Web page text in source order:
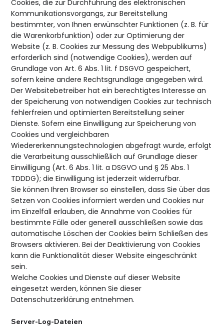
Cookies, die zur Durchführung des elektronischen
Kommunikationsvorgangs, zur Bereitstellung
bestimmter, von Ihnen erwünschter Funktionen (z. B. für
die Warenkorbfunktion) oder zur Optimierung der
Website (z. B. Cookies zur Messung des Webpublikums)
erforderlich sind (notwendige Cookies), werden auf
Grundlage von Art. 6 Abs. 1 lit. f DSGVO gespeichert,
sofern keine andere Rechtsgrundlage angegeben wird.
Der Websitebetreiber hat ein berechtigtes Interesse an
der Speicherung von notwendigen Cookies zur technisch
fehlerfreien und optimierten Bereitstellung seiner
Dienste. Sofern eine Einwilligung zur Speicherung von
Cookies und vergleichbaren
Wiedererkennungstechnologien abgefragt wurde, erfolgt
die Verarbeitung ausschließlich auf Grundlage dieser
Einwilligung (Art. 6 Abs. 1 lit. a DSGVO und § 25 Abs. 1
TDDDG); die Einwilligung ist jederzeit widerrufbar.
Sie können Ihren Browser so einstellen, dass Sie über das
Setzen von Cookies informiert werden und Cookies nur
im Einzelfall erlauben, die Annahme von Cookies für
bestimmte Fälle oder generell ausschließen sowie das
automatische Löschen der Cookies beim Schließen des
Browsers aktivieren. Bei der Deaktivierung von Cookies
kann die Funktionalität dieser Website eingeschränkt
sein.
Welche Cookies und Dienste auf dieser Website
eingesetzt werden, können Sie dieser
Datenschutzerklärung entnehmen.
Server-Log-Dateien